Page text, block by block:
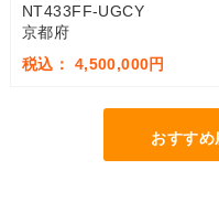
NT433FF-UGCY
京都府
税込： 4,500,000円
おすすめ